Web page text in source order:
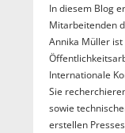
In diesem Blog
Mitarbeitenden
Annika Müller
Internationale
Sie
sowie
erstellen